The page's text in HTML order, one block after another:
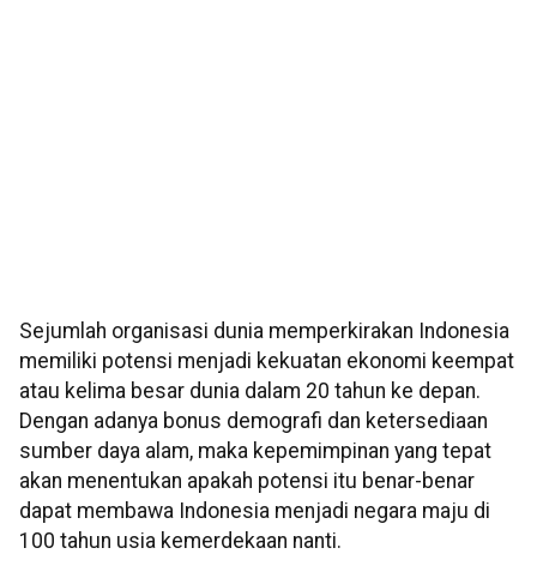
Sejumlah organisasi dunia memperkirakan Indonesia
memiliki potensi menjadi kekuatan ekonomi keempat
atau kelima besar dunia dalam 20 tahun ke depan.
Dengan adanya bonus demografi dan ketersediaan
sumber daya alam, maka kepemimpinan yang tepat
akan menentukan apakah potensi itu benar-benar
dapat membawa Indonesia menjadi negara maju di
100 tahun usia kemerdekaan nanti.